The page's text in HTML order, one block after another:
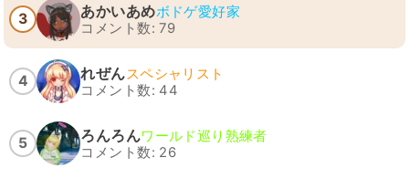
3 あかいあめボドゲ愛好家
コメント数: 79
4 れぜんスペシャリスト
コメント数: 44
5 ろんろんワールド巡り熟練者
コメント数: 26